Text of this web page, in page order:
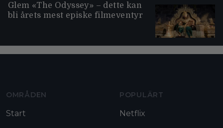
Glem «The Odyssey» – dette kan
bli årets mest episke filmeventyr
OMRÅDEN
Start
POPULÄRT
Netflix